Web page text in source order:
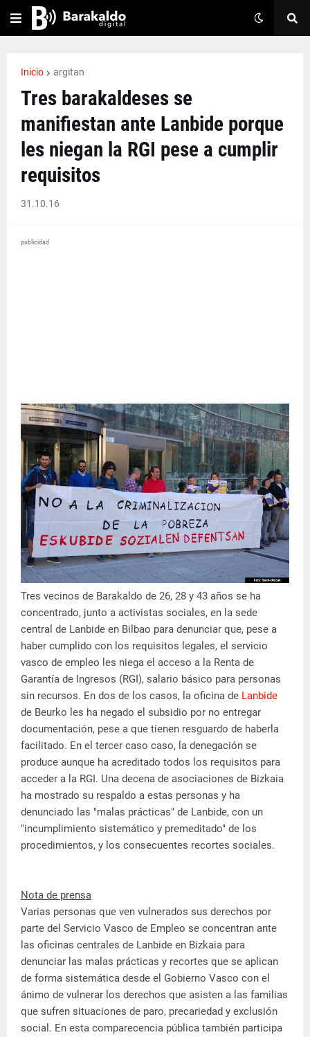
Inicio argitan
Tres barakaldeses se
manifiestan ante Lanbide porque
les niegan la RGI pese a cumplir
requisitos
31.10.16
publicidad
Tres vecinos de Barakaldo de 26, 28 y 43 años se ha
concentrado, junto a activistas sociales, en la sede
central de Lanbide en Bilbao para denunciar que, pese a
haber cumplido con los requisitos legales, el servicio
vasco de empleo les niega el acceso a la Renta de
Garantía de Ingresos (RGI), salario básico para personas
sin recursos. En dos de los casos, la oficina de Lanbide
de Beurko les ha negado el subsidio por no entregar
documentación, pese a que tienen resguardo de haberla
facilitado. En el tercer caso caso, la denegación se
produce aunque ha acreditado todos los requisitos para
acceder a la RGI. Una decena de asociaciones de Bizkaia
ha mostrado su respaldo a estas personas y ha
denunciado las "malas prácticas" de Lanbide, con un
"incumplimiento sistemático y premeditado" de los
procedimientos, y los consecuentes recortes sociales.
Nota de prensa
Varias personas que ven vulnerados sus derechos por
parte del Servicio Vasco de Empleo se concentran ante
las oficinas centrales de Lanbide en Bizkaia para
denunciar las malas prácticas y recortes que se aplican
de forma sistemática desde el Gobierno Vasco con el
ánimo de vulnerar los derechos que asisten a las familias
que sufren situaciones de paro, precariedad y exclusión
social. En esta comparecencia pública también participa